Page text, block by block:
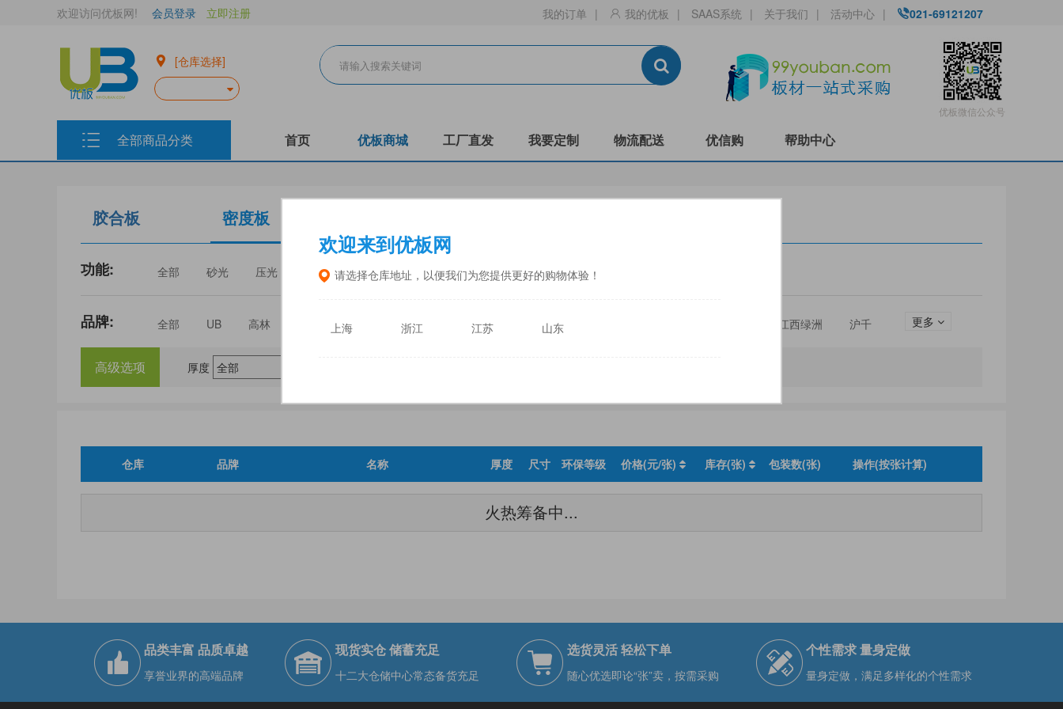
欢迎来到优板网
请选择仓库地址，以便我们为您提供更好的购物体验！
上海 浙江 江苏 山东
欢迎访问优板网! 会员登录 立即注册 我的订单 | 我的优板 | SAAS系统 | 关于我们 | 活动中心 | 021-69121207
[仓库选择]
优板微信公众号
全部商品分类 首页 优板商城 工厂直发 我要定制 物流配送 优信购 帮助中心
胶合板 密度板
功能: 全部 砂光 压光 家具 门板 镂铣 非标 阻燃B1-C 防潮
品牌: 全部 UB 高林 中福 佳诺威 佳诺威薄板 永林蓝豹 江西绿洲
沪千
三威
建瓯福人
更多
高级选项 厚度
仓库 品牌 名称 厚度 尺寸 环保等级 价格(元/张) 库存(张) 包装数(张) 操作(按张计算)
火热筹备中...
品类丰富 品质卓越
享誉业界的高端品牌
现货实仓 储蓄充足
十二大仓储中心常态备货充足
选货灵活 轻松下单
随心优选即论“张”卖，按需采购
个性需求 量身定做
量身定做，满足多样化的个性需求